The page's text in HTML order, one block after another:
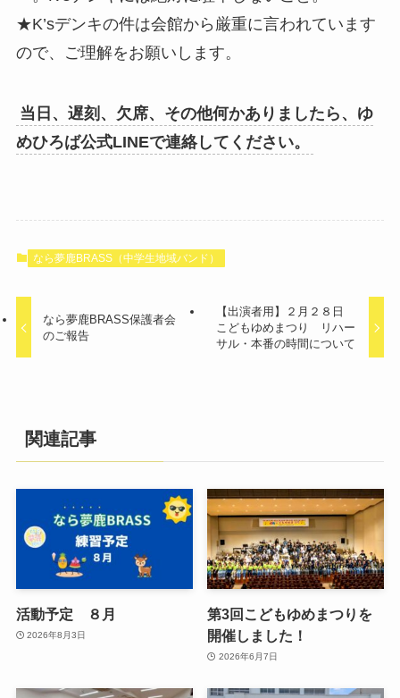
★K’sデンキの件は会館から厳重に言われています
ので、ご理解をお願いします。
当日、遅刻、欠席、その他何かありましたら、ゆ
めひろば公式LINEで連絡してください。
なら夢鹿BRASS（中学生地域バンド）
なら夢鹿BRASS保護者会
のご報告
【出演者用】２月２８日
こどもゆめまつり リハー
サル・本番の時間について
関連記事
活動予定 ８月
2026年8月3日
第3回こどもゆめまつりを
開催しました！
2026年6月7日